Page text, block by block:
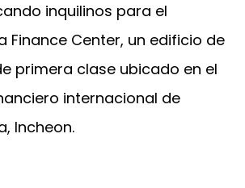
inquilinos para el
Finance Center, un edificio de
primera clase ubicado en el
internacional de
Incheon.